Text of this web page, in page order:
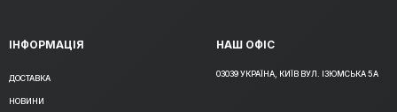
ІНФОРМАЦІЯ
ДОСТАВКА
НОВИНИ
НАШ ОФІС
03039 УКРАЇНА, КИЇВ ВУЛ. ІЗЮМСЬКА 5А